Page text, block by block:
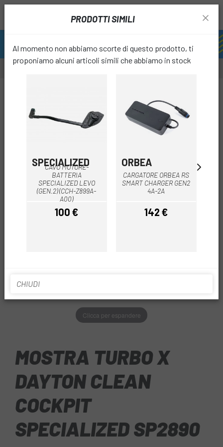
Clicca per espandere
MOSTRA TURBO X
DAYTON CLEAN
COCKPIT
SPECIALIZED SP2890
PRODOTTI SIMILI
Al momento non abbiamo scorte di questo prodotto, ti
proponiamo alcuni articoli simili che abbiamo in stock
SPECIALIZED
CAVO MOTORE-
BATTERIA
SPECIALIZED LEVO
(GEN.2) (CCH-Z899A-
A00)
Prezzo
100 €
ORBEA
CARGATORE ORBEA RS
SMART CHARGER GEN2
4A-2A
Prezzo
142 €
CHIUDI